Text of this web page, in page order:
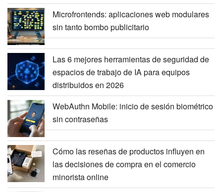
Microfrontends: aplicaciones web modulares
sin tanto bombo publicitario
Las 6 mejores herramientas de seguridad de
espacios de trabajo de IA para equipos
distribuidos en 2026
WebAuthn Mobile: inicio de sesión biométrico
sin contraseñas
Cómo las reseñas de productos influyen en
las decisiones de compra en el comercio
minorista online